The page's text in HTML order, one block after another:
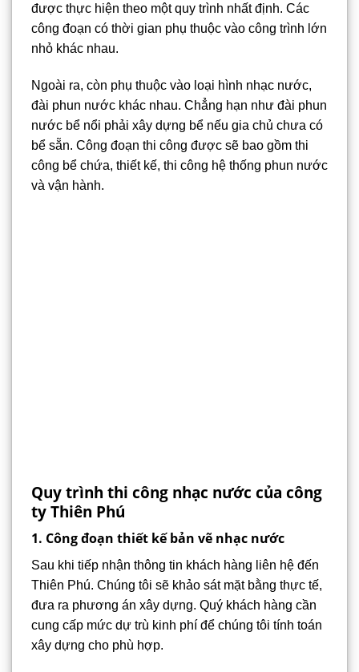
được thực hiện theo một quy trình nhất định. Các
công đoạn có thời gian phụ thuộc vào công trình lớn
nhỏ khác nhau.
Ngoài ra, còn phụ thuộc vào loại hình nhạc nước,
đài phun nước khác nhau. Chẳng hạn như đài phun
nước bể nổi phải xây dựng bể nếu gia chủ chưa có
bể sẵn. Công đoạn thi công được sẽ bao gồm thi
công bể chứa, thiết kế, thi công hệ thống phun nước
và vận hành.
Quy trình thi công nhạc nước của công
ty Thiên Phú
1. Công đoạn thiết kế bản vẽ nhạc nước
Sau khi tiếp nhận thông tin khách hàng liên hệ đến
Thiên Phú. Chúng tôi sẽ khảo sát mặt bằng thực tế,
đưa ra phương án xây dựng. Quý khách hàng cần
cung cấp mức dự trù kinh phí để chúng tôi tính toán
xây dựng cho phù hợp.